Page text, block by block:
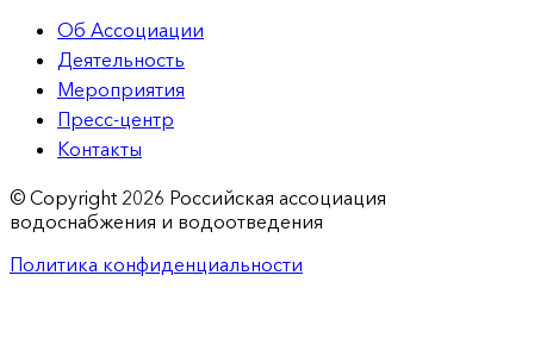
Об Ассоциации
Деятельность
Мероприятия
Пресс-центр
Контакты
© Copyright 2026 Российская ассоциация
водоснабжения и водоотведения
Политика конфиденциальности